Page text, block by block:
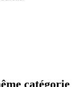
catégorie